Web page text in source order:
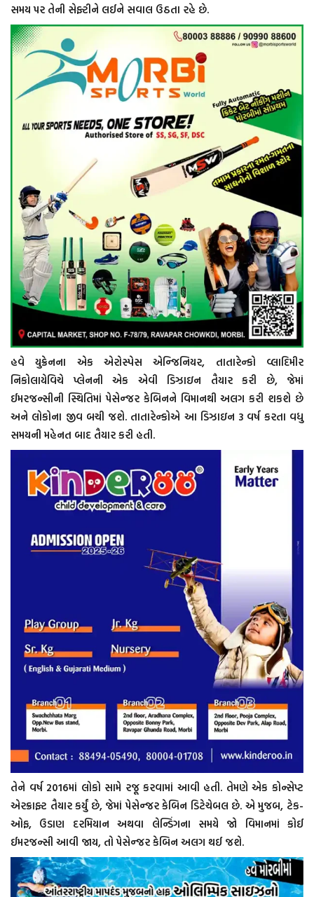
સમય પર તેની સેફ્ટીને લઈને સવાલ ઉઠતા રહે છે.
હવે યુક્રેનના એક એરોસ્પેસ એન્જિનિયર, તાતારેન્કો વ્લાદિમીર
નિકોલાયેવિચે પ્લેનની એક એવી ડિઝાઇન તૈયાર કરી છે, જેમાં
ઈમરજન્સીની સ્થિતિમાં પેસેન્જર કેબિનને વિમાનથી અલગ કરી શકશે છે
અને લોકોના જીવ બચી જશે. તાતારેન્કોએ આ ડિઝાઇન 3 વર્ષ કરતા વધુ
સમયની મહેનત બાદ તૈયાર કરી હતી.
તેને વર્ષ 2016માં લોકો સામે રજૂ કરવામાં આવી હતી. તેમણે એક કોન્સેપ્ટ
એરક્રાફ્ટ તૈયાર કર્યું છે, જેમાં પેસેન્જર કેબિન ડિટેચેબલ છે. એ મુજબ, ટેક-
ઓફ, ઉડાણ દરમિયાન અથવા લેન્ડિંગના સમયે જો વિમાનમાં કોઈ
ઈમરજન્સી આવી જાય, તો પેસેન્જર કેબિન અલગ થઈ જશે.